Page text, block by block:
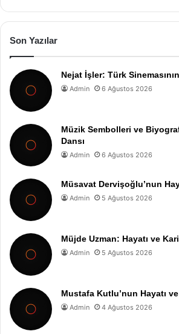
Son Yazılar
Nejat İşler: Türk Sinemasının
Admin 6 Ağustos 2026
Müzik Sembolleri ve
Dansı
Admin 6 Ağustos 2026
Müsavat Dervişoğlu’nun
Admin 5 Ağustos 2026
Müjde Uzman: Hayatı ve
Admin 5 Ağustos 2026
Mustafa Kutlu’nun Hayatı
Admin 4 Ağustos 2026